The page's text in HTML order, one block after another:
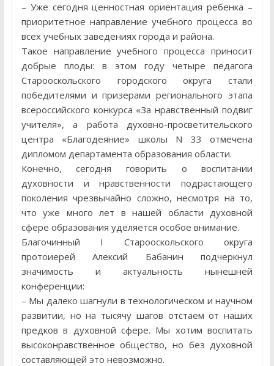
– Уже сегодня ценностная ориентация ребенка –
приоритетное направление учебного процесса во
всех учебных заведениях города и района.
Такое направление учебного процесса приносит
добрые плоды: в этом году четыре педагога
Старооскольского городского округа стали
победителями и призерами регионального этапа
всероссийского конкурса «За нравственный подвиг
учителя», а работа духовно-просветительского
центра «Благодеяние» школы N 33 отмечена
дипломом департамента образования области.
Конечно, сегодня говорить о воспитании
духовности и нравственности подрастающего
поколения чрезвычайно сложно, несмотря на то,
что уже много лет в нашей области духовной
сфере образования уделяется особое внимание.
Благочинный I Старооскольского округа
протоиерей Алексий Бабанин подчеркнул
значимость и актуальность нынешней
конференции:
– Мы далеко шагнули в технологическом и научном
развитии, но на тысячу шагов отстаем от наших
предков в духовной сфере. Мы хотим воспитать
высоконравственное общество, но без духовной
составляющей это невозможно.